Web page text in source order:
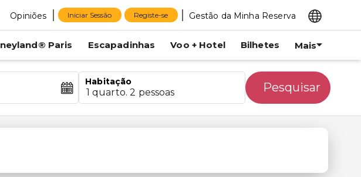
Opiniões Iniciar Sessão Registe-se Gestão da Minha Reserva
Paris Escapadinhas Voo + Hotel Bilhetes Mais
Habitação
1 quarto. 2 pessoas Pesquisar